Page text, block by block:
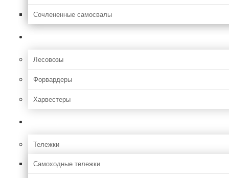
Сочлененные самосвалы
Лесовозы
Форвардеры
Харвестеры
Тележки
Самоходные тележки